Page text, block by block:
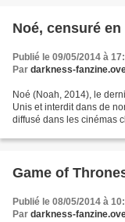
Noé, censuré en
Publié le 09/05/2014 à
Par darkness-
Noé (Noah, 2014), le
Unis et interdit dans de
diffusé dans les cinémas
Game of
Publié le 08/05/2014 à
Par darkness-